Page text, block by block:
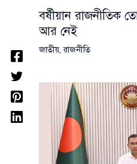
বর্ষীয়ান রাজনীতিক
আর নেই
জাতীয়,রাজনীতি